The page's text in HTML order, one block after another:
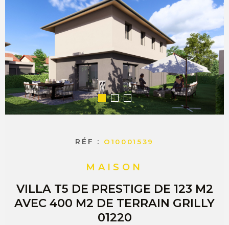
NEUFS
RÉF : O10001539
MAISON
VILLA T5 DE PRESTIGE DE 123 M2
AVEC 400 M2 DE TERRAIN GRILLY
01220